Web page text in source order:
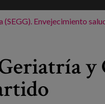
Envejecimiento